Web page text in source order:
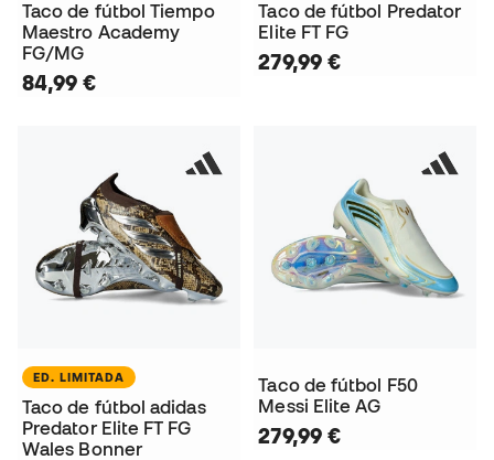
Taco de fútbol Tiempo
Maestro Academy
FG/MG
84,99 €
Taco de fútbol Predator
Elite FT FG
279,99 €
ED. LIMITADA
Taco de fútbol adidas
Predator Elite FT FG
Wales Bonner
Taco de fútbol F50
Messi Elite AG
279,99 €